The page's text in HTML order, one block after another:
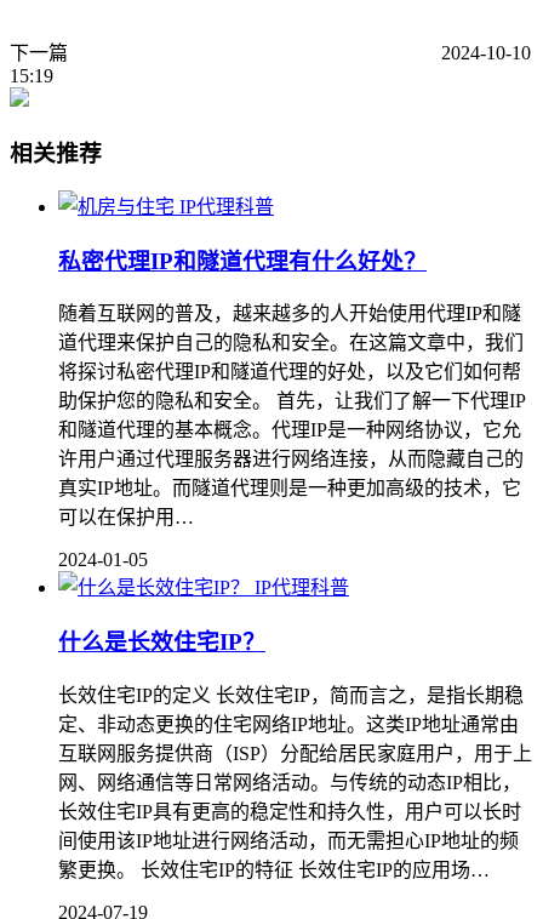
下一篇
2024-10-10
15:19
相关推荐
IP代理科普
私密代理IP和隧道代理有什么好处？
随着互联网的普及，越来越多的人开始使用代理IP和隧
道代理来保护自己的隐私和安全。在这篇文章中，我们
将探讨私密代理IP和隧道代理的好处，以及它们如何帮
助保护您的隐私和安全。 首先，让我们了解一下代理IP
和隧道代理的基本概念。代理IP是一种网络协议，它允
许用户通过代理服务器进行网络连接，从而隐藏自己的
真实IP地址。而隧道代理则是一种更加高级的技术，它
可以在保护用…
2024-01-05
IP代理科普
什么是长效住宅IP？
长效住宅IP的定义 长效住宅IP，简而言之，是指长期稳
定、非动态更换的住宅网络IP地址。这类IP地址通常由
互联网服务提供商（ISP）分配给居民家庭用户，用于上
网、网络通信等日常网络活动。与传统的动态IP相比，
长效住宅IP具有更高的稳定性和持久性，用户可以长时
间使用该IP地址进行网络活动，而无需担心IP地址的频
繁更换。 长效住宅IP的特征 长效住宅IP的应用场…
2024-07-19